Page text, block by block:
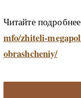
Читайте
mfo/zhiteli-
obrashcheniy/